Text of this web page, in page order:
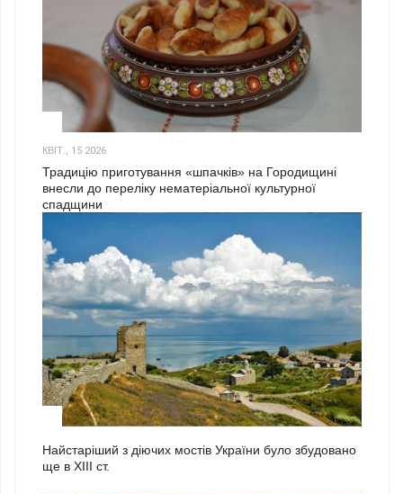
КВІТ., 15 2026
Традицію приготування «шпачків» на Городищині
внесли до переліку нематеріальної культурної
спадщини
Найстаріший з діючих мостів України було збудовано
ще в ХІІІ ст.